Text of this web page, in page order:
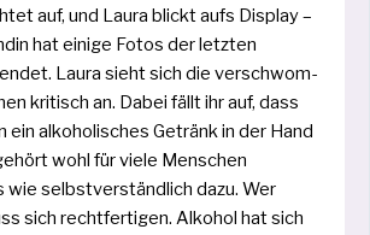
auf, und Laura blickt aufs Display –
hat eini­ge Fotos der letz­ten
Laura sieht sich die ver­schwom­
kri­tisch an. Dabei fällt ihr auf, dass
ein alko­ho­li­sches Getränk in der Hand
wohl für vie­le Menschen
wie selbst­ver­ständ­lich dazu. Wer
sich recht­fer­ti­gen. Alkohol hat sich